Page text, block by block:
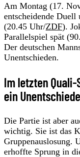
Am Montag (17.
entscheidende Duell
(20.45 Uhr/ZDF).
Parallelspiel spät
Der deutschen
Unentschieden.
Im letzten
ein
Die Partie ist aber
wichtig. Sie ist das
Gruppenauslosung.
erhoffte Sprung in